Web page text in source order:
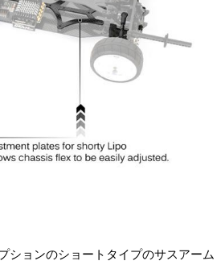
ョンのショートタイプのサスアーム